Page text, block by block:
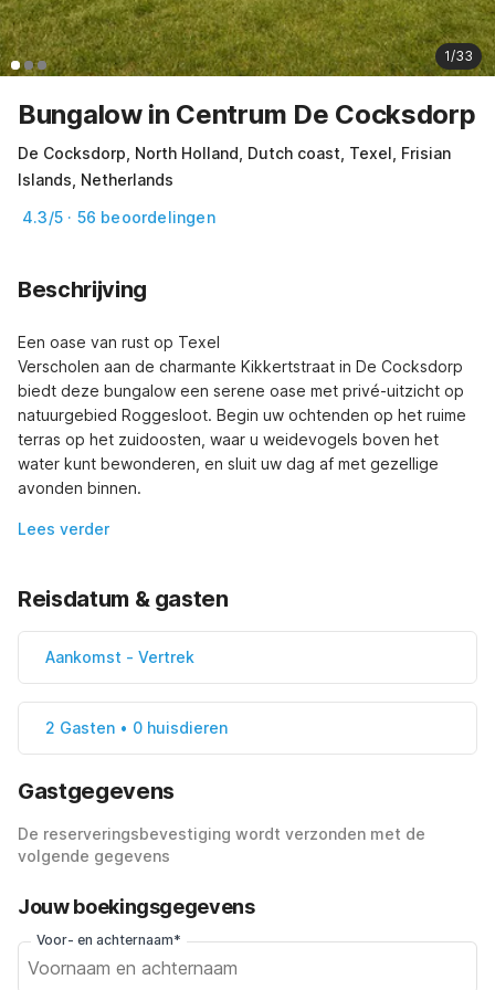
1/33
Bungalow in Centrum De Cocksdorp
De Cocksdorp, North Holland, Dutch coast, Texel, Frisian
Islands, Netherlands
4.3/5 · 56 beoordelingen
Beschrijving
Een oase van rust op Texel
Verscholen aan de charmante Kikkertstraat in De Cocksdorp
biedt deze bungalow een serene oase met privé-uitzicht op
natuurgebied Roggesloot. Begin uw ochtenden op het ruime
terras op het zuidoosten, waar u weidevogels boven het
water kunt bewonderen, en sluit uw dag af met gezellige
avonden binnen.
Lees verder
Reisdatum & gasten
Aankomst - Vertrek
2 Gasten • 0 huisdieren
Gastgegevens
De reserveringsbevestiging wordt verzonden met de
volgende gegevens
Jouw boekingsgegevens
Voor- en achternaam*